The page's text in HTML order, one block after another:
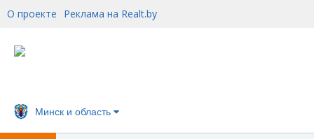
О проекте Реклама на Realt.by
Минск и область